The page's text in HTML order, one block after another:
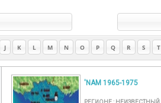
J K L M N O P Q R S T
'NAM 1965-1975